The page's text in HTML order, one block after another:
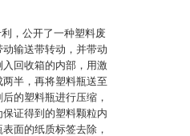
，公开了一种塑料废
输送带转动，并带动
回收箱的内部，用激
半，再将塑料瓶送至
的塑料瓶进行压缩，
证得到的塑料颗粒内
面的纸质标签去除，